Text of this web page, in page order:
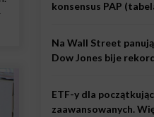
konsensus PAP
Na Wall Street
Dow Jones bije
ETF-y dla
zaawansowanych.